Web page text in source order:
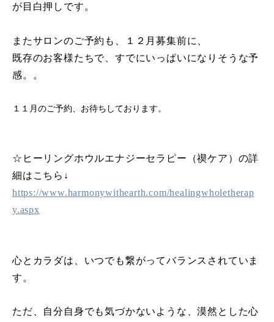
が目白押しです。
またサロンのご予約も、１２月募集前に、
既存のお客様たちで、すでにいっぱいになりそうな予
感。。
１１月のご予約、お待ちしております。
☆ヒーリングホウルエナジーセラピー（禊ケア）の詳
細はこちら↓
https://www.harmonywithearth.com/healingwholetherap
y.aspx
心とカラダは、いつでも繋がってバランスされていま
す。
ただ、自分自身でも気づかないような、漠然とした心